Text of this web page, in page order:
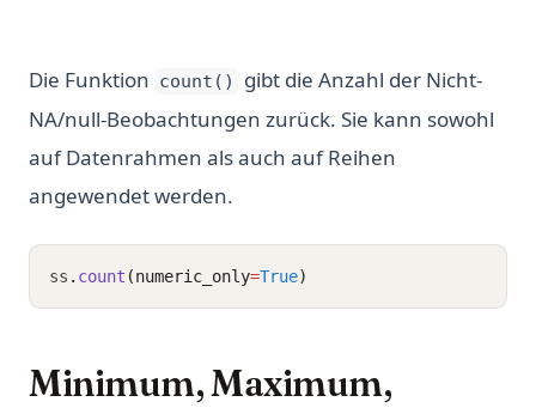
Die Funktion count()
gibt die Anzahl der Nicht-
NA/null-Beobachtungen zurück. Sie kann sowohl
auf Datenrahmen als auch auf Reihen
angewendet werden.
ss . count (numeric_only=True)
Minimum, Maximum,